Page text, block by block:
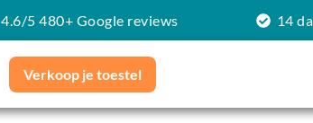
4.6/5 480+ Google reviews 14
Verkoop je toestel